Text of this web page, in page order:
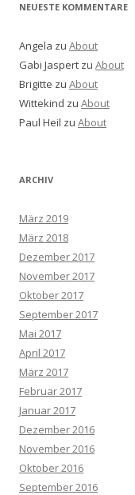
NEUESTE KOMMENTARE
Angela zu About
Gabi Jaspert zu About
Brigitte zu About
Wittekind zu About
Paul Heil zu About
ARCHIV
März 2019
März 2018
Dezember 2017
November 2017
Oktober 2017
September 2017
Mai 2017
April 2017
März 2017
Februar 2017
Januar 2017
Dezember 2016
November 2016
Oktober 2016
September 2016